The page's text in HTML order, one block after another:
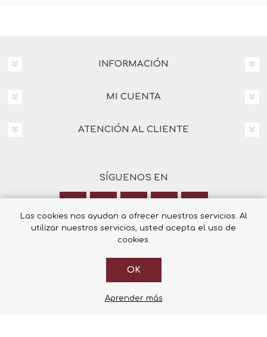
INFORMACIÓN
MI CUENTA
ATENCIÓN AL CLIENTE
SÍGUENOS EN
Calle Italia 6, 03003 Alicante
+34 965 12 23 55
© 2026 Librería Cilsa.
Las cookies nos ayudan a ofrecer nuestros servicios. Al
utilizar nuestros servicios, usted acepta el uso de
cookies.
OK
Aprender más